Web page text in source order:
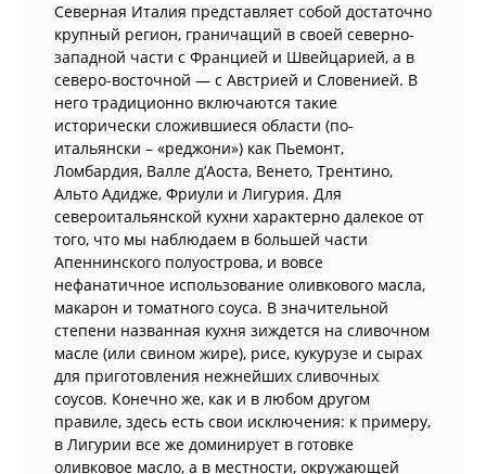
Северная Италия представляет собой достаточно
крупный регион, граничащий в своей северно-
западной части с Францией и Швейцарией, а в
северо-восточной — с Австрией и Словенией. В
него традиционно включаются такие
исторически сложившиеся области (по-
итальянски – «реджони») как Пьемонт,
Ломбардия, Валле д’Аоста, Венето, Трентино,
Альто Адидже, Фриули и Лигурия. Для
североитальянской кухни характерно далекое от
того, что мы наблюдаем в большей части
Апеннинского полуострова, и вовсе
нефанатичное использование оливкового масла,
макарон и томатного соуса. В значительной
степени названная кухня зиждется на сливочном
масле (или свином жире), рисе, кукурузе и сырах
для приготовления нежнейших сливочных
соусов. Конечно же, как и в любом другом
правиле, здесь есть свои исключения: к примеру,
в Лигурии все же доминирует в готовке
оливковое масло, а в местности, окружающей